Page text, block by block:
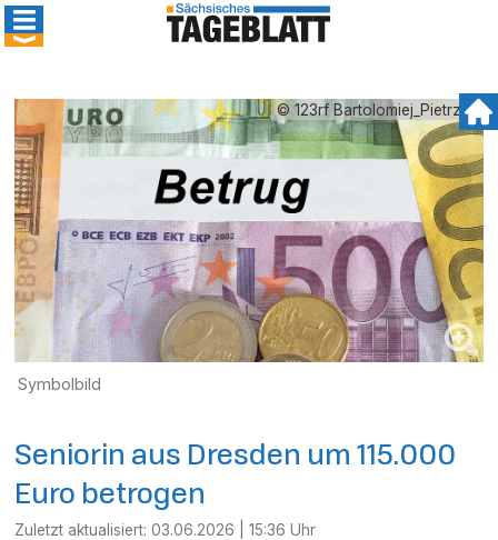
© 123rf Bartolomiej_Pietrzyk
Symbolbild
Seniorin aus Dresden um 115.000
Euro betrogen
Zuletzt aktualisiert:03.06.2026 | 15:36 Uhr